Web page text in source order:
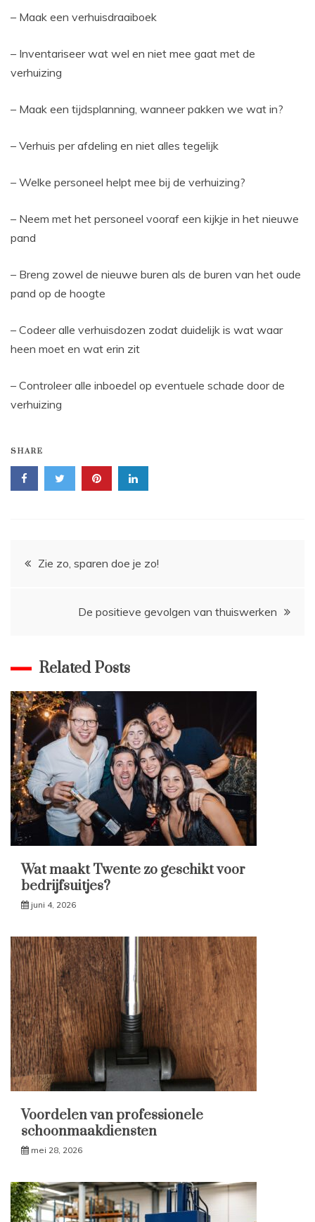
– Maak een verhuisdraaiboek
– Inventariseer wat wel en niet mee gaat met de
verhuizing
– Maak een tijdsplanning, wanneer pakken we wat in?
– Verhuis per afdeling en niet alles tegelijk
– Welke personeel helpt mee bij de verhuizing?
– Neem met het personeel vooraf een kijkje in het nieuwe
pand
– Breng zowel de nieuwe buren als de buren van het oude
pand op de hoogte
– Codeer alle verhuisdozen zodat duidelijk is wat waar
heen moet en wat erin zit
– Controleer alle inboedel op eventuele schade door de
verhuizing
SHARE
Bericht
Zie zo, sparen doe je zo!
De positieve gevolgen van thuiswerken
Related Posts
Wat maakt Twente zo geschikt voor
bedrijfsuitjes?
juni 4, 2026
Voordelen van professionele
schoonmaakdiensten
mei 28, 2026